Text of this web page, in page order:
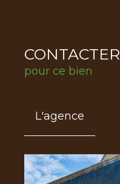
CONTACTER
pour ce bien
L'agence